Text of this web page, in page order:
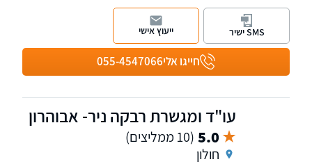
כפיר יפת מנוסה ומיומן מאוד בחקירות עדים, הגשת
ראיות וליווי מומחים לעדות בבית משפט, לרבות
ייצוג גופים גדולים במשק ורשויות מקומיות
מהגדולות והמובילות בישראל. למשרד מספר
ומיסים. חבר בפורום בתי המשפט של לשכת עורכי
חייגו אלי055-4547066
SMS ישיר ייעוץ אישי
עו"ד ומגשרת רבקה ניר- אבוהרון
5.0 (10 ממליצים)
חולון